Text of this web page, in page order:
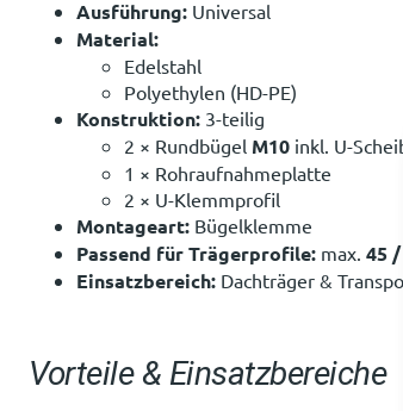
Ausführung: Universal
Material:
Edelstahl
Polyethylen (HD-PE)
Konstruktion: 3-teilig
2 × Rundbügel M10 inkl. U-
1 × Rohraufnahmeplatte
2 × U-Klemmprofil
Montageart: Bügelklemme
Passend für Trägerprofile: max. 45
Einsatzbereich: Dachträger &
Vorteile & Einsatzbereiche